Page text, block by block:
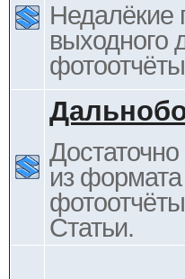
Недалёкие
выходного
из формата
Статьи.